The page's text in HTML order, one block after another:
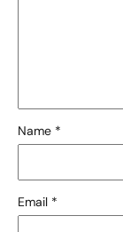
Name *
Email *